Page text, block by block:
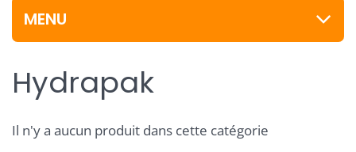
MENU
Hydrapak
Il n'y a aucun produit dans cette catégorie